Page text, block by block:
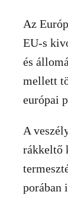
Az
EU-s
és
mellett
európai
A
rákkeltő
porában